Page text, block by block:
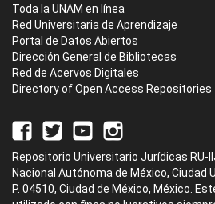
Toda la UNAM en línea
Red Universitaria de Aprendizaje
Portal de Datos Abiertos
Dirección General de Bibliotecas
Red de Acervos Digitales
Directory of Open Access Repositories
Repositorio Universitario Jurídicas RU-
Nacional Autónoma de México, Ciudad
P. 04510, Ciudad de México, México.